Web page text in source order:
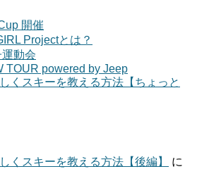
開催
Projectとは？
動会
TOUR powered by Jeep
くスキーを教える方法【ちょっと
くスキーを教える方法【後編】
に